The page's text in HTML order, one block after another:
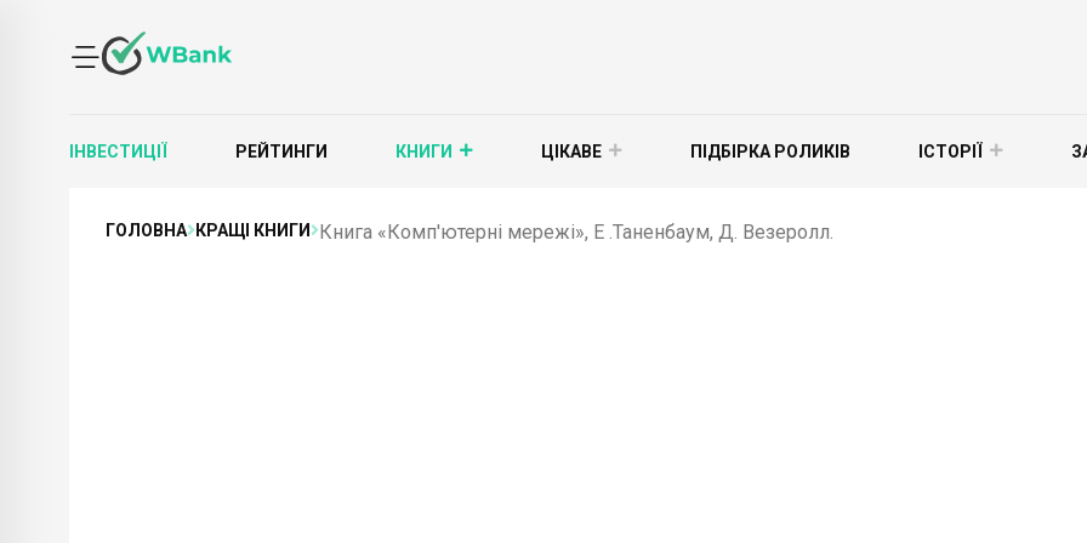
ІНВЕСТИЦІЇ РЕЙТИНГИ КНИГИ ЦІКАВЕ ПІДБІРКА РОЛИКІВ ІСТОРІЇ
ГОЛОВНА КРАЩІ КНИГИ Книга «Комп'ютерні мережі», Е .Таненбаум, Д. Везеролл.